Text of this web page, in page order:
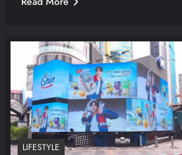
LIFESTYLE